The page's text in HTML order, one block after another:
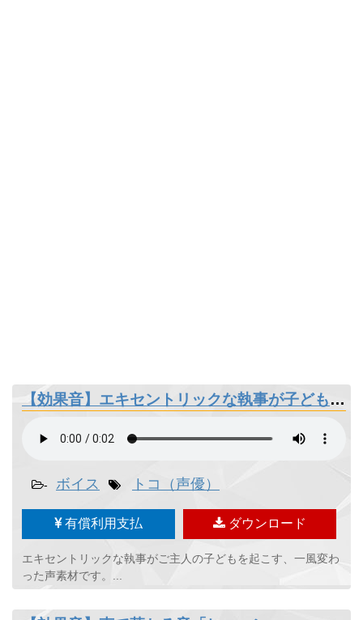
【効果音】エキセントリックな執事が子どもを起こす「起きてくださーい」
- ボイス トコ（声優）
有償利用支払 ダウンロード
エキセントリックな執事がご主人の子どもを起こす、一風変わ
った声素材です。...